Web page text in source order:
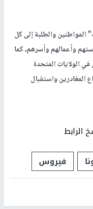
المواطنين والطلبة إلى كل
وأعمالهم وأسرهم، كما
الولايات المتحدة
المغادرين واستقبال
الرابط
فيروس